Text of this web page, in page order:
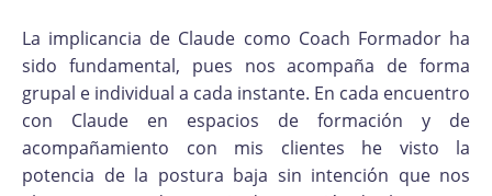
La implicancia de Claude como Coach Formador ha
sido fundamental, pues nos acompaña de forma
grupal e individual a cada instante. En cada encuentro
con Claude en espacios de formación y de
acompañamiento con mis clientes he visto la
potencia de la postura baja sin intención que nos